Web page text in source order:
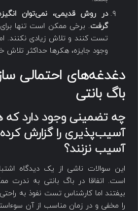
در روش قدیمی، نمی‌توان انگیزه
گرفت. برخی ممکن است تنها
تست کنند و تلاش زیادی نکنند.
وجود جایزه، هکرها حداکثر تلاش
دغدغه‌های احتمالی
باگ بانتی
چه تضمینی وجود دارد که
آسیب‌پذیری را گزارش
آسیب نزنند؟
این سوالات ناشی از یک دیدگاه
است. اتفاقا در باگ بانتی به ندرت
بیفتند اما کارشناس تست نفوذ به
را مخفی و در زمان مناسب از آن